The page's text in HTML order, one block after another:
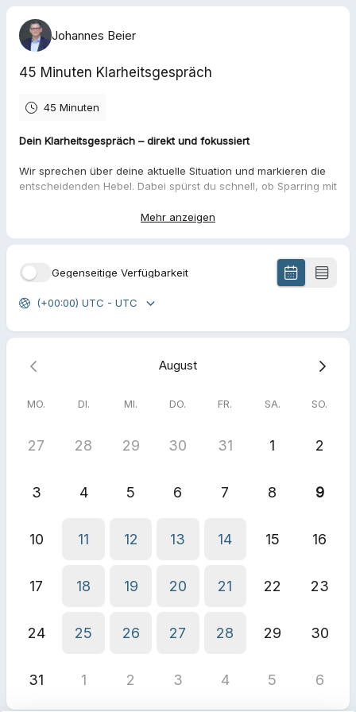
Johannes Beier
45 Minuten Klarheitsgespräch
45 Minuten
Dein Klarheitsgespräch – direkt und fokussiert
Wir sprechen über deine aktuelle Situation und markieren die
entscheidenden Hebel. Dabei spürst du schnell, ob Sparring mit
Die kurzen Fragen im Buchungsprozess helfen mir, mich
sauber vorzubereiten, damit wir unsere Zeit sinnvoll nutzen.
Nach der Buchung erhältst du automatisch die Bestätigung
Mehr anzeigen
Gegenseitige Verfügbarkeit
(+00:00) UTC - UTC
August
MO. DI. MI. DO. FR. SA. SO.
27 28 29 30 31 1 2
3 4 5 6 7 8 9
10 11 12 13 14 15 16
17 18 19 20 21 22 23
24 25 26 27 28 29 30
31 1 2 3 4 5 6